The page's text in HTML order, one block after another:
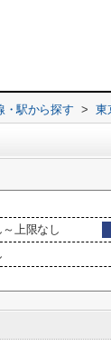
・駅から探す > 東
上限なし